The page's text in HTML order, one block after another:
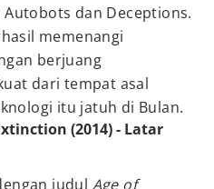
dan Deceptions.
memenangi
berjuang
dari tempat asal
itu jatuh di Bulan.
(2014) - Latar
judul Age of